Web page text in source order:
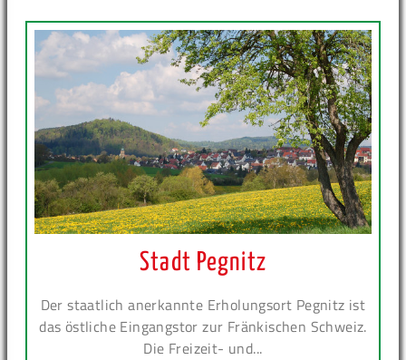
Stadt Pegnitz
Der staatlich anerkannte Erholungsort Pegnitz ist
das östliche Eingangstor zur Fränkischen Schweiz.
Die Freizeit- und...